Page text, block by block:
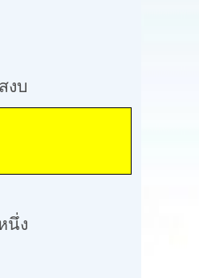
บ
ม
ง